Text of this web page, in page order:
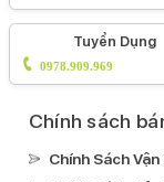
Tuyển Dụng
0978.909.969
Chính sách
Chính Sách